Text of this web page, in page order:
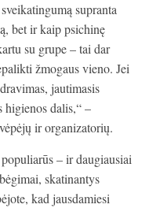
supranta
bet ir kaip psichinę
su grupe – tai dar
žmogaus vieno. Jei
jautimasis
higienos dalis,“ –
ir organizatorių.
– ir daugiausiai
skatinantys
kad jausdamiesi